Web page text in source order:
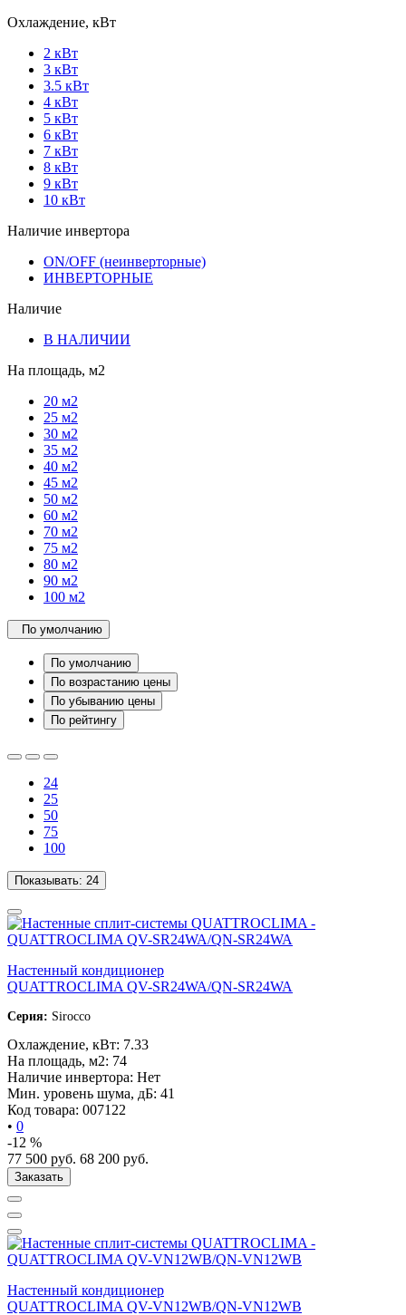
Охлаждение, кВт
2 кВт
3 кВт
3.5 кВт
4 кВт
5 кВт
6 кВт
7 кВт
8 кВт
9 кВт
10 кВт
Наличие инвертора
ON/OFF (неинверторные)
ИНВЕРТОРНЫЕ
Наличие
В НАЛИЧИИ
На площадь, м2
20 м2
25 м2
30 м2
35 м2
40 м2
45 м2
50 м2
60 м2
70 м2
75 м2
80 м2
90 м2
100 м2
По умолчанию
По умолчанию
По возрастанию цены
По убыванию цены
По рейтингу
24
25
50
75
100
Показывать: 24
Настенный кондиционер
QUATTROCLIMA QV-SR24WA/QN-SR24WA
Серия: Sirocco
Охлаждение, кВт: 7.33
На площадь, м2: 74
Наличие инвертора: Нет
Мин. уровень шума, дБ: 41
Код товара: 007122
• 0
-12 %
77 500 руб. 68 200 руб.
Заказать
Настенный кондиционер
QUATTROCLIMA QV-VN12WB/QN-VN12WB